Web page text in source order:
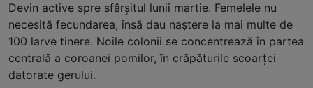
Devin active spre sfârşitul lunii martie. Femelele nu
necesită fecundarea, însă dau naştere la mai multe de
100 larve tinere. Noile colonii se concentrează în partea
centrală a coroanei pomilor, în crăpăturile scoarţei
datorate gerului.